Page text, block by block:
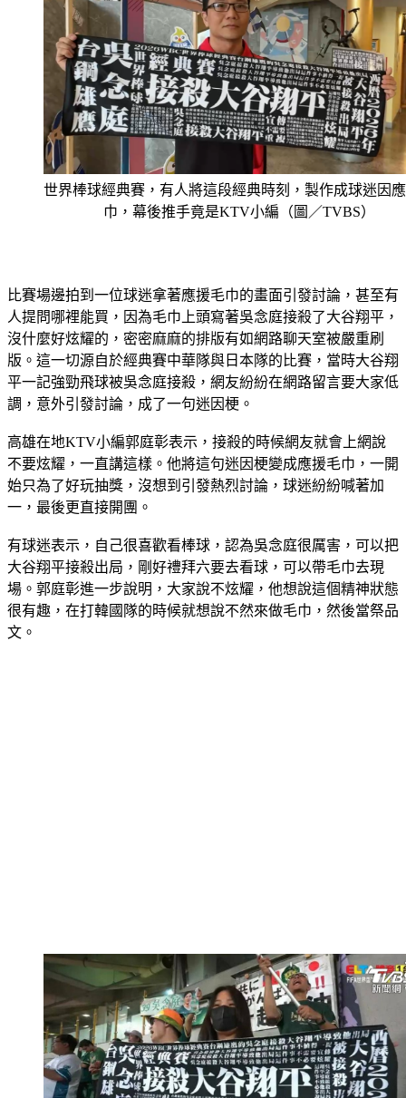
世界棒球經典賽，有人將這段經典時刻，製作成球迷因
比賽場邊拍到一位球迷拿著應援毛巾的畫面引發討論，甚至有
人提問哪裡能買，因為毛巾上頭寫著吳念庭接殺了大谷翔平，
沒什麼好炫耀的，密密麻麻的排版有如網路聊天室被嚴重刷
版。這一切源自於經典賽中華隊與日本隊的比賽，當時大谷翔
平一記強勁飛球被吳念庭接殺，網友紛紛在網路留言要大家低
高雄在地KTV小編郭庭彰表示，接殺的時候網友就會上網說
不要炫耀，一直講這樣。他將這句迷因梗變成應援毛巾，一開
始只為了好玩抽獎，沒想到引發熱烈討論，球迷紛紛喊著加
有球迷表示，自己很喜歡看棒球，認為吳念庭很厲害，可以把
大谷翔平接殺出局，剛好禮拜六要去看球，可以帶毛巾去現
場。郭庭彰進一步說明，大家說不炫耀，他想說這個精神狀態
很有趣，在打韓國隊的時候就想說不然來做毛巾，然後當祭品